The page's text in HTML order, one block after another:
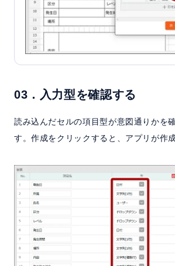
03．入力型を確認する
読み込んだセルの項目型が意図通りかを
す。作成をクリックすると、アプリが作